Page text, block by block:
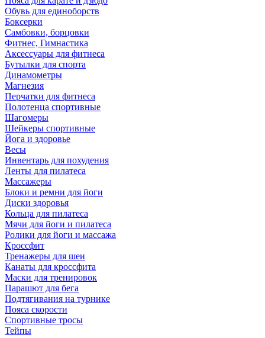
Обувь для единоборств
Боксерки
Самбовки, борцовки
Фитнес, Гимнастика
Аксессуары для фитнеса
Бутылки для спорта
Динамометры
Магнезия
Перчатки для фитнеса
Полотенца спортивные
Шагомеры
Шейкеры спортивные
Йога и здоровье
Весы
Инвентарь для похудения
Ленты для пилатеса
Массажеры
Блоки и ремни для йоги
Диски здоровья
Кольца для пилатеса
Мячи для йоги и пилатеса
Ролики для йоги и массажа
Кроссфит
Тренажеры для шеи
Канаты для кроссфита
Маски для тренировок
Парашют для бега
Подтягивания на турнике
Пояса скорости
Спортивные тросы
Тейпы